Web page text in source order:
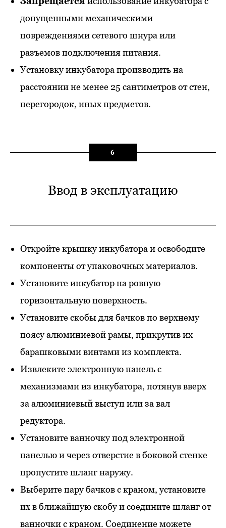
допущенными механическими
повреждениями сетевого шнура или
разъемов подключения питания.
Установку инкубатора производить на
расстоянии не менее 25 сантиметров от стен,
перегородок, иных предметов.
6
Ввод в эксплуатацию
Откройте крышку инкубатора и освободите
компоненты от упаковочных материалов.
Установите инкубатор на ровную
горизонтальную поверхность.
Установите скобы для бачков по верхнему
поясу алюминиевой рамы, прикрутив их
барашковыми винтами из комплекта.
Извлеките электронную панель с
механизмами из инкубатора, потянув вверх
за алюминиевый выступ или за вал
редуктора.
Установите ванночку под электронной
панелью и через отверстие в боковой стенке
пропустите шланг наружу.
Выберите пару бачков с краном, установите
их в ближайшую скобу и соедините шланг от
ванночки с краном. Соединение можете